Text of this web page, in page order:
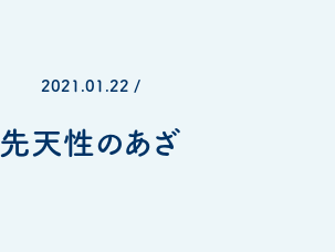
2021.01.22 /
先天性のあざ